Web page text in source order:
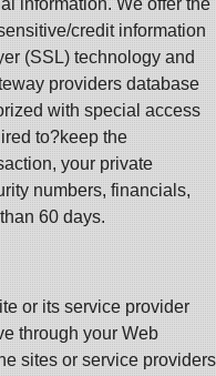
credit information
(SSL) technology and
providers database
with special access
to?keep the
your private
numbers, financials,
60 days.
or its service provider
through your Web
sites or service providers